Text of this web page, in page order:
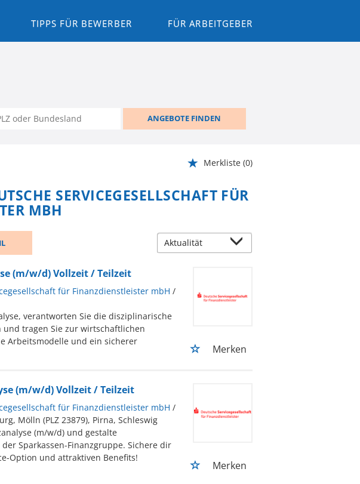
TIPPS FÜR BEWERBER FÜR ARBEITGEBER
ANGEBOTE FINDEN
Merkliste (0)
SERVICEGESELLSCHAFT FÜR
MBH
(m/w/d) Vollzeit / Teilzeit
für Finanzdienstleister mbH /
verantworten Sie die disziplinarische
tragen Sie zur wirtschaftlichen
Arbeitsmodelle und ein sicherer
Merken
(m/w/d) Vollzeit / Teilzeit
für Finanzdienstleister mbH /
Mölln (PLZ 23879), Pirna, Schleswig
(m/w/d) und gestalte
Sparkassen-Finanzgruppe. Sichere dir
Option und attraktiven Benefits!
Merken